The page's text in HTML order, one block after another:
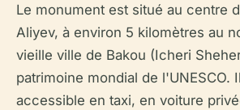
Le monument est situé au centre
Aliyev, à environ 5 kilomètres au
vieille ville de Bakou (Icheri
patrimoine mondial de l'UNESCO.
accessible en taxi, en voiture